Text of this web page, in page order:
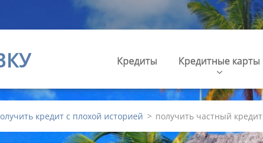
Кредиты Кредитные карты
кредит с плохой историей > получить частный кредит